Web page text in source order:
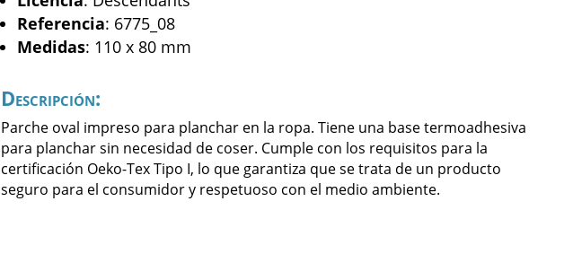
Referencia: 6775_08
Medidas: 110 x 80 mm
Descripción:
Parche oval impreso para planchar en la ropa. Tiene una base termoadhesiva
para planchar sin necesidad de coser. Cumple con los requisitos para la
certificación Oeko-Tex Tipo I, lo que garantiza que se trata de un producto
seguro para el consumidor y respetuoso con el medio ambiente.